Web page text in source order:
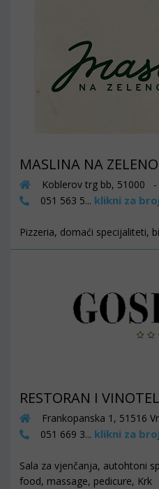
MASLINA NA
Koblerov trg bb, 51000
051 563 5... klikni za broj
Pizzeria, domaći specijaliteti,
RESTORAN I
Frankopanska 1, 51516
051 669 3... klikni za broj
Sala za vjenčanja, autohtoni
food, massage, pedicure, Krk